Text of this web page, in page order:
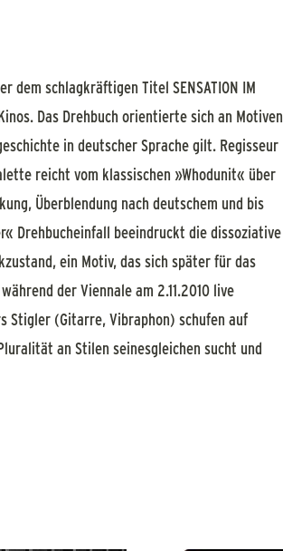
dem schlagkräftigen Titel SENSATION IM
Das Drehbuch orientierte sich an Motiven
in deutscher Sprache gilt. Regisseur
reicht vom klassischen »Whodunit« über
Überblendung nach deutschem und bis
Drehbucheinfall beeindruckt die dissoziative
ein Motiv, das sich später für das
der Viennale am 2.11.2010 live
Stigler (Gitarre, Vibraphon) schufen auf
an Stilen seinesgleichen sucht und